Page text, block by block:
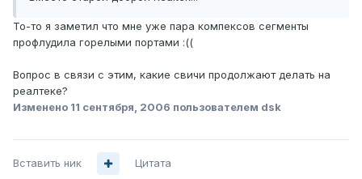
То-то я заметил что мне уже пара компексов сегменты
профлудила горелыми портами :((
Вопрос в связи с этим, какие свичи продолжают делать на
реалтеке?
Изменено 11 сентября, 2006 пользователем dsk
Вставить ник Цитата